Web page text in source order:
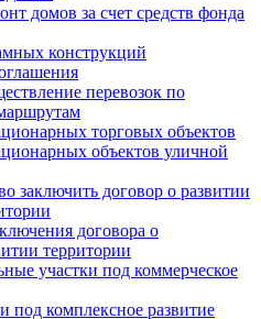
домов за счет средств фонда
конструкций
перевозок по
торговых объектов
объектов уличной
заключить договор о развитии
договора о
территории
участки под коммерческое
под комплексное развитие